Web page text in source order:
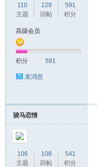
110
主题
129
回帖
591
积分
高级会员
积分 591
发消息
骏马恋情
106
主题
108
回帖
541
积分